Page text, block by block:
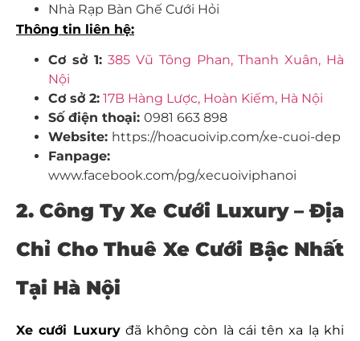
Nhà Rạp Bàn Ghế Cưới Hỏi
Thông tin liên hệ:
Cơ sở 1:385 Vũ Tông Phan, Thanh Xuân, Hà
Nội
Cơ sở 2: 17B Hàng Lược, Hoàn Kiếm, Hà Nội
Số điện thoại: 0981 663 898
Website: https://hoacuoivip.com/xe-cuoi-dep
Fanpage:
www.facebook.com/pg/xecuoiviphanoi
2. Công Ty Xe Cưới Luxury – Địa
Chỉ Cho Thuê Xe Cưới Bậc Nhất
Tại Hà Nội
Xe cưới Luxuryđã không còn là cái tên xa lạ khi